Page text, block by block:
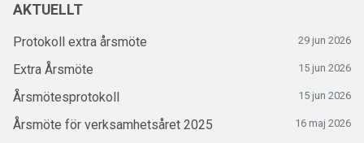
AKTUELLT
Protokoll extra årsmöte 29 jun 2026
Extra Årsmöte 15 jun 2026
Årsmötesprotokoll 15 jun 2026
Årsmöte för verksamhetsåret 2025 16 maj 2026